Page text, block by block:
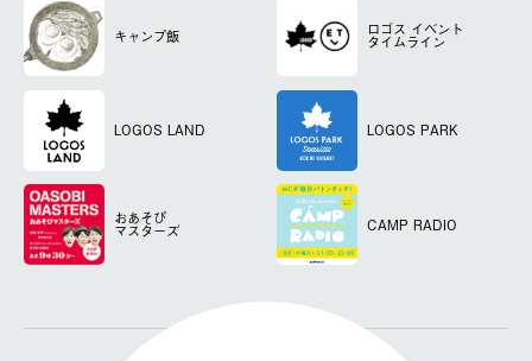
キャンプ飯 ロゴス イベント
タイムライン
LOGOS LAND LOGOS PARK
おあそび
マスターズ CAMP RADIO